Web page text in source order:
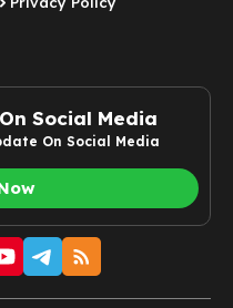
Social Media
On Social Media